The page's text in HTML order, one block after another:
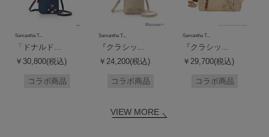
Samantha T...
「ドナルド...
￥30,800(税込)
コラボ商品
Samantha T...
『クラシッ...
￥24,200(税込)
コラボ商品
Samantha T...
『クラシッ...
￥29,700(税込)
コラボ商品
VIEW MORE